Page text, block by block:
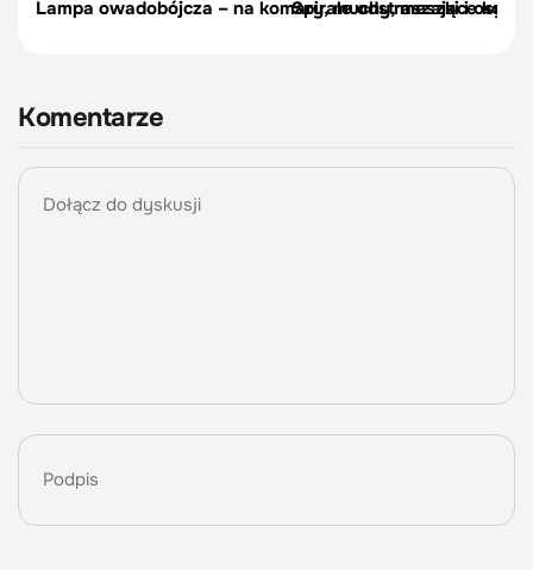
Lampa owadobójcza – na komary, muchy, meszki i osy –
Spirale odstraszające
Komentarze